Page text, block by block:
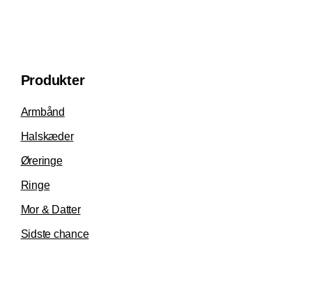
Produkter
Armbånd
Halskæder
Øreringe
Ringe
Mor & Datter
Sidste chance